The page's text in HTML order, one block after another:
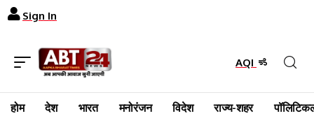
Sign In
AQI
होम देश भारत मनोरंजन विदेश राज्य-शहर